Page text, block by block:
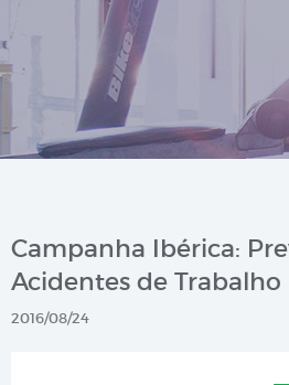
Campanha Ibérica:
Acidentes de Trabalho
2016/08/24